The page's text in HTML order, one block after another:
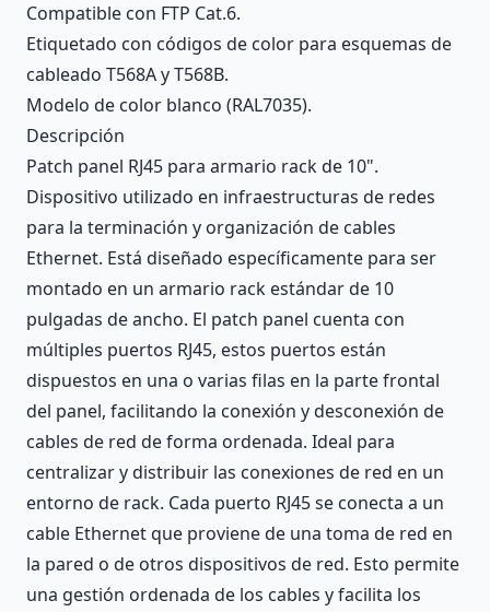
Compatible con FTP Cat.6.
Etiquetado con códigos de color para esquemas de
cableado T568A y T568B.
Modelo de color blanco (RAL7035).
Descripción
Patch panel RJ45 para armario rack de 10".
Dispositivo utilizado en infraestructuras de redes
para la terminación y organización de cables
Ethernet. Está diseñado específicamente para ser
montado en un armario rack estándar de 10
pulgadas de ancho. El patch panel cuenta con
múltiples puertos RJ45, estos puertos están
dispuestos en una o varias filas en la parte frontal
del panel, facilitando la conexión y desconexión de
cables de red de forma ordenada. Ideal para
centralizar y distribuir las conexiones de red en un
entorno de rack. Cada puerto RJ45 se conecta a un
cable Ethernet que proviene de una toma de red en
la pared o de otros dispositivos de red. Esto permite
una gestión ordenada de los cables y facilita los